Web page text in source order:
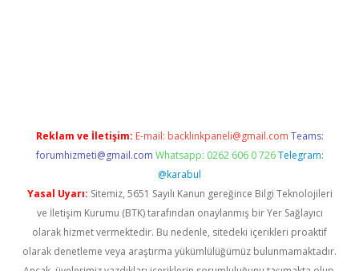
Reklam ve İletişim: E-mail: backlinkpaneli@gmail.com Teams:
forumhizmeti@gmail.com Whatsapp: 0262 606 0 726 Telegram:
@karabul
Yasal Uyarı: Sitemiz, 5651 Sayılı Kanun gereğince Bilgi Teknolojileri
ve İletişim Kurumu (BTK) tarafından onaylanmış bir Yer Sağlayıcı
olarak hizmet vermektedir. Bu nedenle, sitedeki içerikleri proaktif
olarak denetleme veya araştırma yükümlülüğümüz bulunmamaktadır.